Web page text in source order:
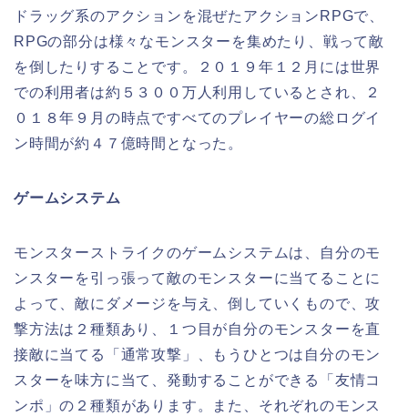
ドラッグ系のアクションを混ぜたアクションRPGで、
RPGの部分は様々なモンスターを集めたり、戦って敵
を倒したりすることです。２０１９年１２月には世界
での利用者は約５３００万人利用しているとされ、２
０１８年９月の時点ですべてのプレイヤーの総ログイ
ン時間が約４７億時間となった。
ゲームシステム
モンスターストライクのゲームシステムは、自分のモ
ンスターを引っ張って敵のモンスターに当てることに
よって、敵にダメージを与え、倒していくもので、攻
撃方法は２種類あり、１つ目が自分のモンスターを直
接敵に当てる「通常攻撃」、もうひとつは自分のモン
スターを味方に当て、発動することができる「友情コ
ンポ」の２種類があります。また、それぞれのモンス